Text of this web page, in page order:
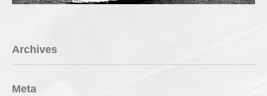
Archives
Meta